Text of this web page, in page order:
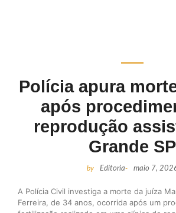
Polícia apura
após
reprodução
Grande SP
by Editoria- maio 7,
A Polícia Civil investiga a morte da juíza
Ferreira, de 34 anos, ocorrida após um